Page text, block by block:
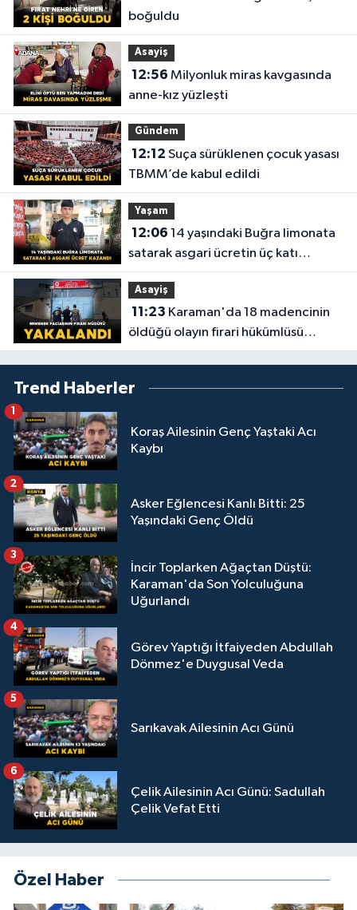
boğuldu
Asayiş
12:56
anne-kız yüzleşti
Gündem
12:12
TBMM’de kabul edildi
Yaşam
12:06
satarak asgari ücretin üç katı
kazandı
Asayiş
11:23
öldüğü olayın firari hükümlüsü
yakalandı
Trend Haberler
Koraş Ailesinin Genç Yaştaki Acı
Kaybı
1
Asker Eğlencesi Kanlı Bitti: 25
Yaşındaki Genç Öldü
2
İncir Toplarken Ağaçtan Düştü:
Karaman'da Son Yolculuğuna
Uğurlandı
3
Görev Yaptığı İtfaiyeden Abdullah
Dönmez'e Duygusal Veda
4
Sarıkavak Ailesinin Acı Günü
5
Çelik Ailesinin Acı Günü: Sadullah
Çelik Vefat Etti
6
Özel Haber